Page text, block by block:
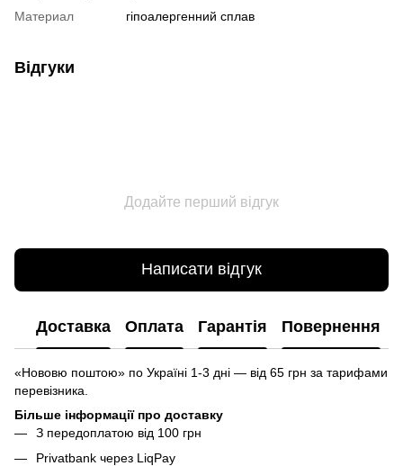
Материал
гіпоалергенний сплав
Відгуки
Додайте перший відгук
Написати відгук
Доставка Оплата Гарантія Повернення
«Нововю поштою» по Україні 1-3 дні — від 65 грн за тарифами
перевізника.
Більше інформації про доставку
З передоплатою від 100 грн
Privatbank через LiqPay